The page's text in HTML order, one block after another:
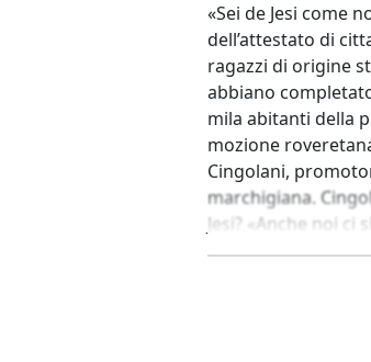
«Sei de Jesi come
dell’attestato di
ragazzi di origine
abbiano
mila abitanti della
mozione
Cingolani,
marchigiana.
Jesi? «Anche noi ci